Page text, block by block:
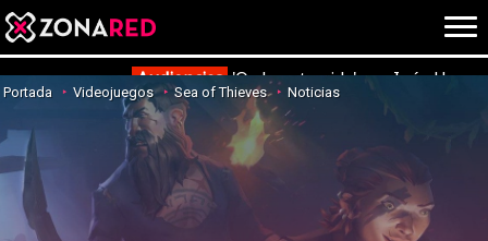
{literal}{/literal}
HOME JUEGOS
Audiencias 'Ordena tu vida' con Inés
Portada Videojuegos Sea of Thieves Noticias